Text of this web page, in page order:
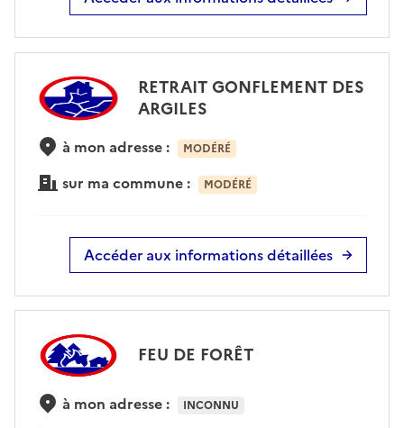
RETRAIT GONFLEMENT DES
ARGILES
à mon adresse : MODÉRÉ
sur ma commune : MODÉRÉ
Accéder aux informations détaillées
FEU DE FORÊT
à mon adresse : INCONNU